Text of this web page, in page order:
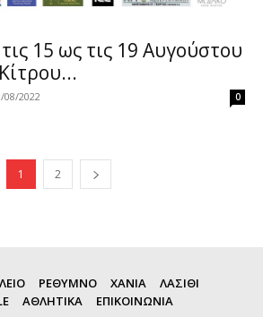
15 ως τις 19 Αυγούστου
08/2022 0
1 2
ΡΕΘΥΜΝΟ ΧΑΝΙΑ
ΛΑΣΙΘΙ
ΑΘΛΗΤΙΚΑ ΕΠΙΚΟΙΝΩΝΙΑ